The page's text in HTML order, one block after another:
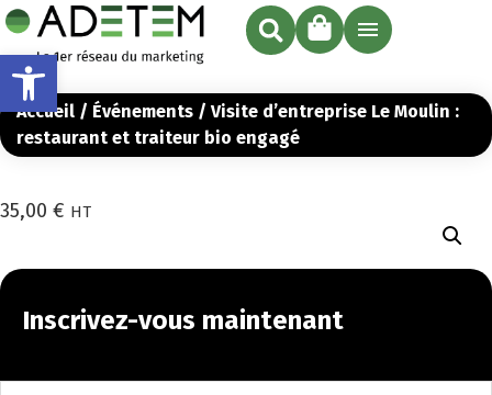
Ouvrir la barre d’outils
Accueil / Événements / Visite d’entreprise Le Moulin :
restaurant et traiteur bio engagé
35,00 € HT
Inscrivez-vous maintenant